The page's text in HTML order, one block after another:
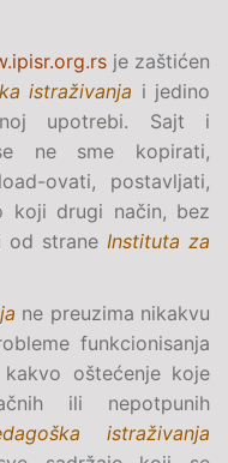
je zaštićen
istraživanja i jedino
upotrebi. Sajt i
ne sme kopirati,
ovati, postavljati,
koji drugi način, bez
od strane Instituta za
ne preuzima nikakvu
funkcionisanja
oštećenje koje
ili nepotpunih
istraživanja